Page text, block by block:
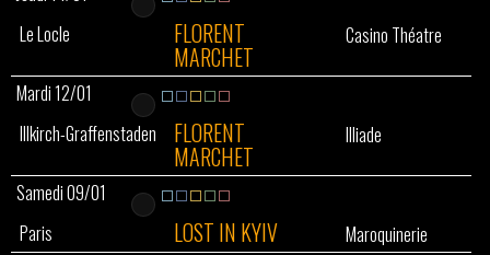
Le Locle
FLORENT
MARCHET
Casino Théatre
Mardi 12/01
Illkirch-Graffenstaden
FLORENT
MARCHET
Illiade
Samedi 09/01
Paris
LOST IN KYIV
Maroquinerie